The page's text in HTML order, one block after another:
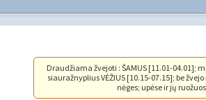
Draudžiama žvejoti : ŠAMUS [11.01-04.01];
siauražnyplius VĖŽIUS [10.15-07.15]; be
nėges; upėse ir jų